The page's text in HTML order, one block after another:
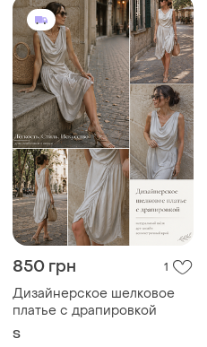
850 грн 1
Дизайнерское шелковое
платье с драпировкой
S